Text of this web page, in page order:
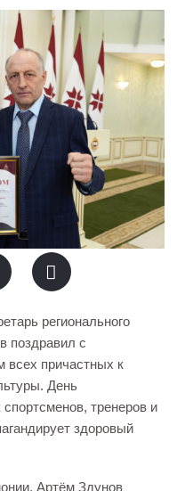
регионального
поздравил с
всех причастных к
День
тренеров и
здоровый
Артём Здунов